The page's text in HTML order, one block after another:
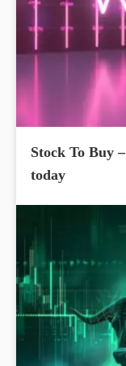
Stock To Buy
today